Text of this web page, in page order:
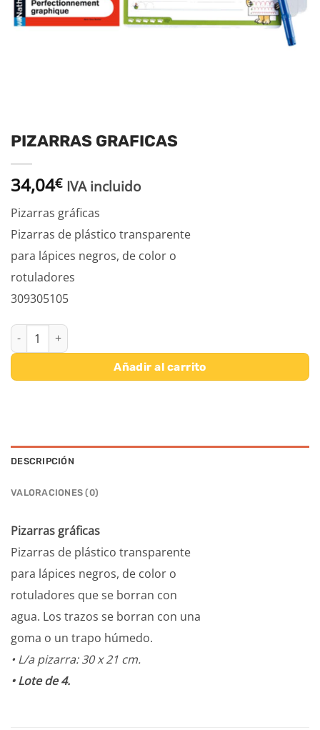
PIZARRAS GRAFICAS
34,04€ IVA incluido
Pizarras gráficas
Pizarras de plástico transparente
para lápices negros, de color o
rotuladores
309305105
PIZARRAS GRAFICAS cantidad
Añadir al carrito
DESCRIPCIÓN
VALORACIONES (0)
Pizarras gráficas
Pizarras de plástico transparente
para lápices negros, de color o
rotuladores que se borran con
agua. Los trazos se borran con una
goma o un trapo húmedo.
• L/a pizarra: 30 x 21 cm.
• Lote de 4.